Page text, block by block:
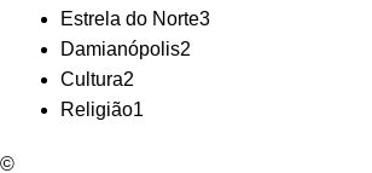
Estrela do Norte3
Damianópolis2
Cultura2
Religião1
©